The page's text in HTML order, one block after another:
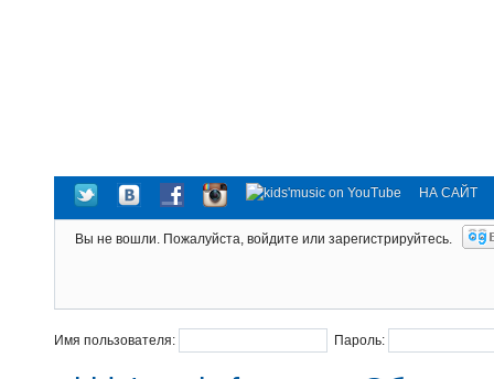
НА САЙТ
Вы не вошли. Пожалуйста, войдите или зарегистрируйтесь.
Имя пользователя: Пароль: